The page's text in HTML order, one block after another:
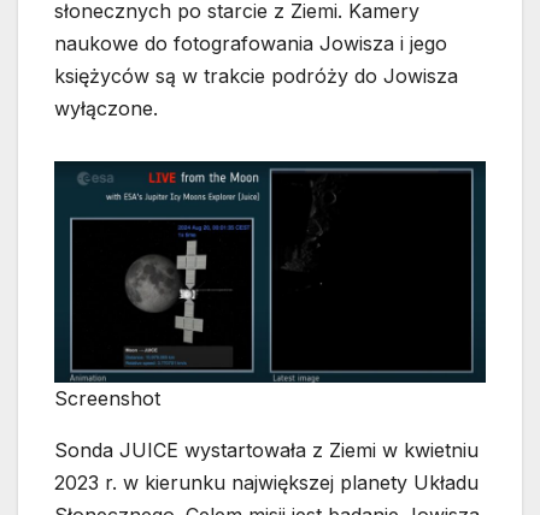
słonecznych po starcie z Ziemi. Kamery
naukowe do fotografowania Jowisza i jego
księżyców są w trakcie podróży do Jowisza
wyłączone.
Screenshot
Sonda JUICE wystartowała z Ziemi w kwietniu
2023 r. w kierunku największej planety Układu